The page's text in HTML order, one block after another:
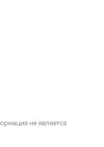
не является